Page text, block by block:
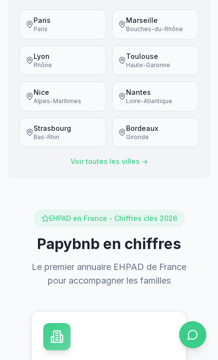
Paris
Paris
Marseille
Bouches-du-Rhône
Lyon
Rhône
Toulouse
Haute-Garonne
Nice
Alpes-Maritimes
Nantes
Loire-Atlantique
Strasbourg
Bas-Rhin
Bordeaux
Gironde
Voir toutes les villes →
EHPAD en France - Chiffres clés 2026
Papybnb en chiffres
Le premier annuaire EHPAD de France
pour accompagner les familles